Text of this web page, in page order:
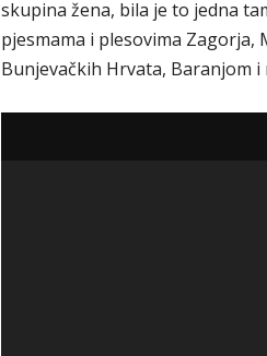
skupina žena, bila je to jedna
pjesmama i plesovima Zagorja,
Bunjevačkih Hrvata, Baranjom